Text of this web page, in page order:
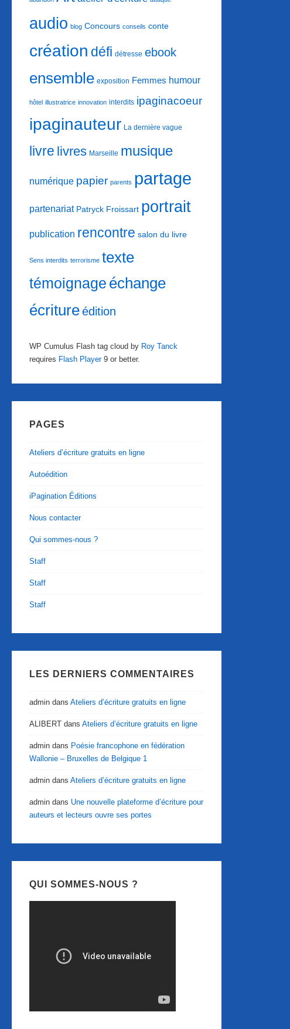
audio blog Concours conseils conte
création défi détresse ebook
ensemble exposition Femmes humour
hôtel illustratrice innovation interdits ipaginacoeur
ipaginauteur La dernière vague
livre livres Marseille musique
numérique papier parents partage
partenariat Patryck Froissart portrait
publication rencontre salon du livre
Sens interdits terrorisme texte
témoignage échange
écritureédition
WP Cumulus Flash tag cloud by Roy Tanck
requires Flash Player9 or better.
PAGES
Ateliers d’écriture gratuits en ligne
Autoédition
iPagination Éditions
Nous contacter
Qui sommes-nous ?
Staff
Staff
Staff
LES DERNIERS COMMENTAIRES
admin dansAteliers d’écriture gratuits en ligne
ALIBERT dansAteliers d’écriture gratuits en ligne
admin dans Poésie francophone en fédération
Wallonie – Bruxelles de Belgique 1
admin dansAteliers d’écriture gratuits en ligne
admin dans Une nouvelle plateforme d’écriture pour
auteurs et lecteurs ouvre ses portes
QUI SOMMES-NOUS ?